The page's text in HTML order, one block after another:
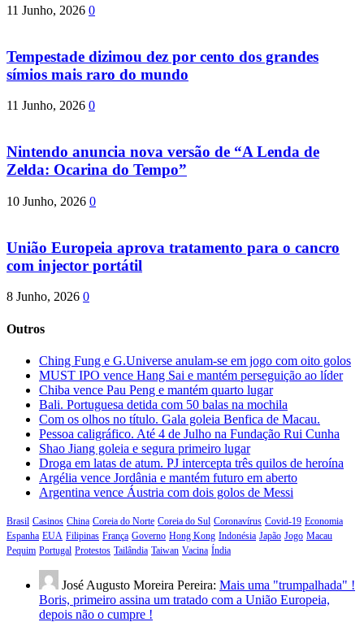
11 Junho, 2026 0
Tempestade dizimou dez por cento dos grandes
símios mais raro do mundo
11 Junho, 2026 0
Nintendo anuncia nova versão de “A Lenda de
Zelda: Ocarina do Tempo”
10 Junho, 2026 0
União Europeia aprova tratamento para o cancro
com injector portátil
8 Junho, 2026 0
Outros
Ching Fung e G.Universe anulam-se em jogo com oito golos
MUST IPO vence Hang Sai e mantém perseguição ao líder
Chiba vence Pau Peng e mantém quarto lugar
Bali. Portuguesa detida com 50 balas na mochila
Com os olhos no título. Gala goleia Benfica de Macau.
Pessoa caligráfico. Até 4 de Julho na Fundação Rui Cunha
Shao Jiang goleia e segura primeiro lugar
Droga em latas de atum. PJ intercepta três quilos de heroína
Argélia vence Jordânia e mantém futuro em aberto
Argentina vence Áustria com dois golos de Messi
Brasil Casinos China Coreia do Norte Coreia do Sul Coronavírus Covid-19 Economia
Espanha EUA Filipinas França Governo Hong Kong Indonésia Japão Jogo Macau
Pequim Portugal Protestos Tailândia Taiwan Vacina Índia
José Augusto Moreira Pereira: Mais uma "trumpalhada" !
Boris, primeiro assina um tratado com a União Europeia,
depois não o cumpre !